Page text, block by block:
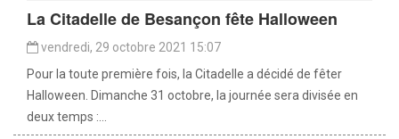
La Citadelle de Besançon fête Halloween
vendredi, 29 octobre 2021 15:07
Pour la toute première fois, la Citadelle a décidé de fêter
Halloween. Dimanche 31 octobre, la journée sera divisée en
deux temps :...